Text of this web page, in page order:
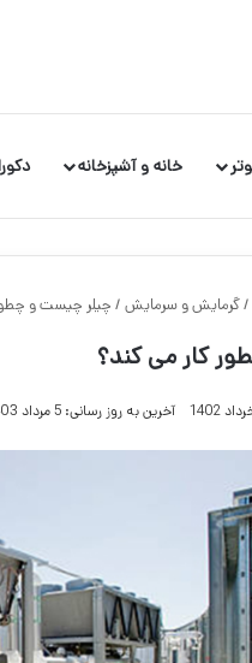
خانه و آشپزخانه
/گرمایش و سرمایش / چیلر چیست و
کار می کند؟
آخرین به روز رسانی: 5 مرداد 1403